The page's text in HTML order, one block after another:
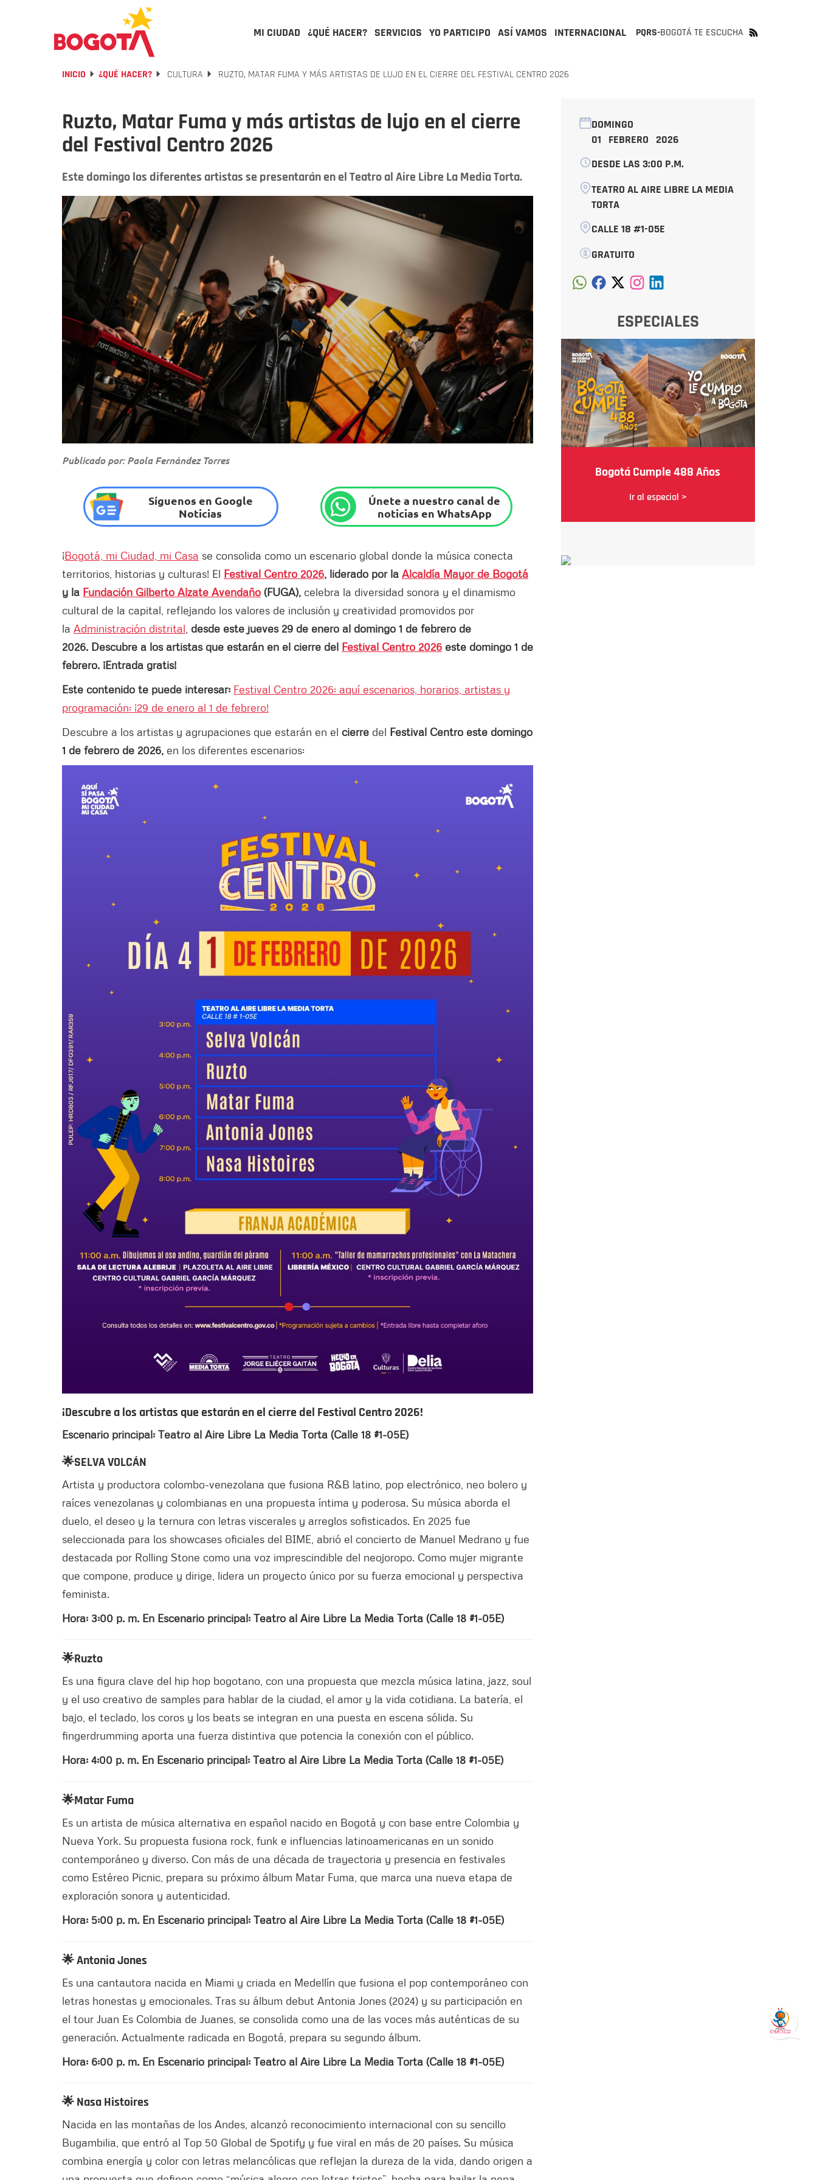
MI CIUDAD ¿QUÉ HACER? SERVICIOS YO PARTICIPO ASÍ VAMOS INTERNACIONAL PQRS-BOGOTÁ TE ESCUCHA
INICIO ¿QUÉ HACER? CULTURA RUZTO, MATAR FUMA Y MÁS ARTISTAS DE LUJO EN EL CIERRE DEL FESTIVAL CENTRO 2026
Ruzto, Matar Fuma y más artistas de lujo en el cierre
del Festival Centro 2026
Este domingo los diferentes artistas se presentarán en el Teatro al Aire Libre La Media Torta.
FUGA
Publicado por: Paola Fernández Torres
Síguenos en Google
Noticias
Únete a nuestro canal de
noticias en WhatsApp
¡Bogotá, mi Ciudad, mi Casa se consolida como un escenario global donde la música conecta
territorios, historias y culturas! El Festival Centro 2026, liderado por la Alcaldía Mayor de Bogotá
y la Fundación Gilberto Alzate Avendaño (FUGA), celebra la diversidad sonora y el dinamismo
cultural de la capital, reflejando los valores de inclusión y creatividad promovidos por
la Administración distrital desde este jueves 29 de enero al ​domingo 1 de febrero de
2026. Descubre a los artistas que estarán en el cierre del Festival Centro 2026 este domingo 1 de
febrero. ¡Entrada gratis!
Este contenido te puede interesar: Festival Centro 2026: aquí escenarios, horarios, artistas y
programación: ¡29 de enero al 1 de febrero!
Descubre a los artistas y agrupaciones que estarán en el cierre del Festival Centro este domingo
1 de febrero de 2026, en los diferentes escenarios:
¡Descubre a los artistas que estarán en el cierre del Festival Centro 2026!
Escenario principal: Teatro al Aire Libre La Media Torta (Calle 18 #1-05E)
🌟SELVA VOLCÁN
Artista y productora colombo-venezolana que fusiona R&B latino, pop electrónico, neo bolero y
raíces venezolanas y colombianas en una propuesta íntima y poderosa. Su música aborda el
duelo, el deseo y la ternura con letras viscerales y arreglos sofisticados. En 2025 fue
seleccionada para los showcases oficiales del BIME, abrió el concierto de Manuel Medrano y fue
destacada por Rolling Stone como una voz imprescindible del neojoropo. Como mujer migrante
que compone, produce y dirige, lidera un proyecto único por su fuerza emocional y perspectiva
feminista.
Hora: 3:00 p. m. En Escenario principal: Teatro al Aire Libre La Media Torta (Calle 18 #1-05E)
🌟Ruzto
Es una figura clave del hip hop bogotano, con una propuesta que mezcla música latina, jazz, soul
y el uso creativo de samples para hablar de la ciudad, el amor y la vida cotidiana. La batería, el
bajo, el teclado, los coros y los beats se integran en una puesta en escena sólida. Su
fingerdrumming aporta una fuerza distintiva que potencia la conexión con el público.
Hora: 4:00 p. m. En Escenario principal: Teatro al Aire Libre La Media Torta (Calle 18 #1-05E)
🌟Matar Fuma
Es un artista de música alternativa en español nacido en Bogotá y con base entre Colombia y
Nueva York. Su propuesta fusiona rock, funk e influencias latinoamericanas en un sonido
contemporáneo y diverso. Con más de una década de trayectoria y presencia en festivales
como Estéreo Picnic, prepara su próximo álbum Matar Fuma, que marca una nueva etapa de
exploración sonora y autenticidad.
Hora: 5:00 p. m. En Escenario principal: Teatro al Aire Libre La Media Torta (Calle 18 #1-05E)
🌟 Antonia Jones
Es una cantautora nacida en Miami y criada en Medellín que fusiona el pop contemporáneo con
letras honestas y emocionales. Tras su álbum debut Antonia Jones (2024) y su participación en
el tour Juan Es Colombia de Juanes, se consolida como una de las voces más auténticas de su
generación. Actualmente radicada en Bogotá, prepara su segundo álbum.
Hora: 6:00 p. m. En Escenario principal: Teatro al Aire Libre La Media Torta (Calle 18 #1-05E)
🌟 Nasa Histoires
Nacida en las montañas de los Andes, alcanzó reconocimiento internacional con su sencillo
Bugambilia, que entró al Top 50 Global de Spotify y fue viral en más de 20 países. Su música
combina energía y color con letras melancólicas que reflejan la dureza de la vida, dando origen a
DOMINGO
01 FEBRERO 2026
DESDE LAS 3:00 P.M.
TEATRO AL AIRE LIBRE LA MEDIA
TORTA
CALLE 18 #1-05E
GRATUITO
ESPECIALES
Bogotá Cumple 488 Años
Ir al especial >